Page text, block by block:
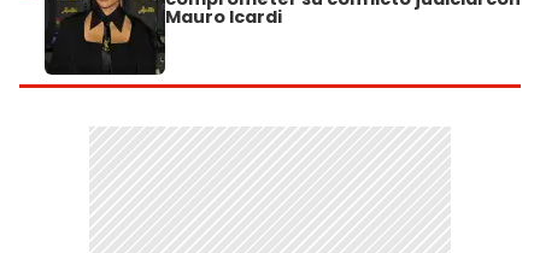
Mauro Icardi